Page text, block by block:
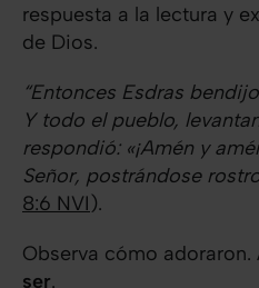
respuesta a la lectura y
de Dios.
“Entonces Esdras
Y todo el pueblo,
respondió: «¡Amén y
Señor, postrándose
8:6 NVI).
Observa cómo adoraron.
ser.